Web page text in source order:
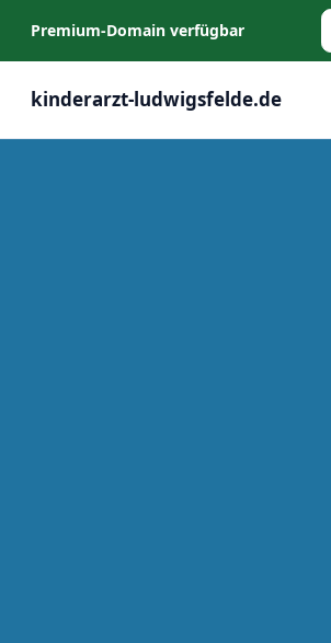
Premium‑Domain verfügbar
kinderarzt-ludwigsfelde.de